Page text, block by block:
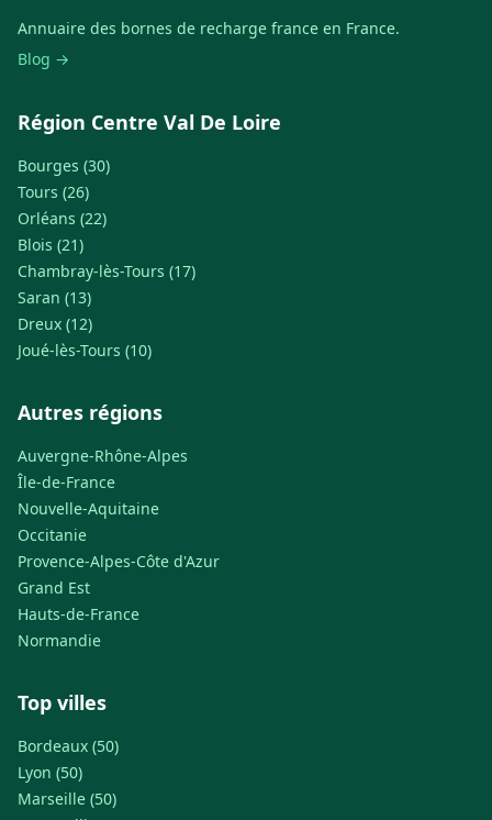
Annuaire des bornes de recharge france en France.
Blog →
Région Centre Val De Loire
Bourges (30)
Tours (26)
Orléans (22)
Blois (21)
Chambray-lès-Tours (17)
Saran (13)
Dreux (12)
Joué-lès-Tours (10)
Autres régions
Auvergne-Rhône-Alpes
Île-de-France
Nouvelle-Aquitaine
Occitanie
Provence-Alpes-Côte d'Azur
Grand Est
Hauts-de-France
Normandie
Top villes
Bordeaux (50)
Lyon (50)
Marseille (50)